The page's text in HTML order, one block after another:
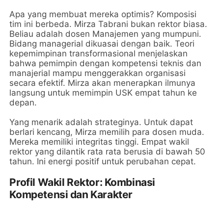
Apa yang membuat mereka optimis? Komposisi
tim ini berbeda. Mirza Tabrani bukan rektor biasa.
Beliau adalah dosen Manajemen yang mumpuni.
Bidang managerial dikuasai dengan baik. Teori
kepemimpinan transformasional menjelaskan
bahwa pemimpin dengan kompetensi teknis dan
manajerial mampu menggerakkan organisasi
secara efektif. Mirza akan menerapkan ilmunya
langsung untuk memimpin USK empat tahun ke
depan.
Yang menarik adalah strateginya. Untuk dapat
berlari kencang, Mirza memilih para dosen muda.
Mereka memiliki integritas tinggi. Empat wakil
rektor yang dilantik rata rata berusia di bawah 50
tahun. Ini energi positif untuk perubahan cepat.
Profil Wakil Rektor: Kombinasi
Kompetensi dan Karakter